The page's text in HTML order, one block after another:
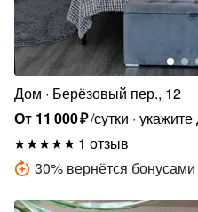
Дом
Берёзовый пер., 12
От 11 000₽/сутки укажите
1 отзыв
30% вернётся бонусами